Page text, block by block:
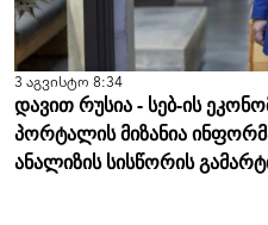
3 აგვისტო 8:34
დავით რუსია - სებ-ის
პორტალის მიზანია
ანალიზის სისწორის